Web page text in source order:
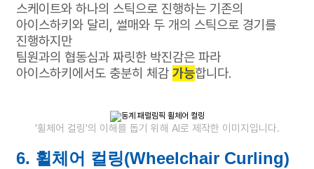
스케이트와 하나의 스틱으로 진행하는 기존의
아이스하키와 달리,썰매와 두 개의 스틱으로 경기를
진행하지만
팀원과의 협동심과 짜릿한 박진감은 파라
아이스하키에서도 충분히 체감가능합니다.
'휠체어 컬링'의 이해를 돕기 위해 AI로 제작한 이미지입니다.
6. 휠체어 컬링(Wheelchair Curling)